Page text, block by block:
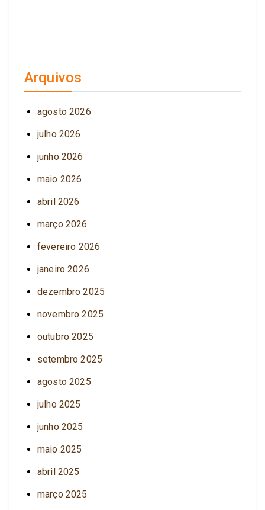
Arquivos
agosto 2026
julho 2026
junho 2026
maio 2026
abril 2026
março 2026
fevereiro 2026
janeiro 2026
dezembro 2025
novembro 2025
outubro 2025
setembro 2025
agosto 2025
julho 2025
junho 2025
maio 2025
abril 2025
março 2025